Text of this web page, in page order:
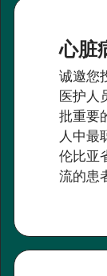
心脏
诚邀您
医护人
批重要
人中
伦比亚
流的患